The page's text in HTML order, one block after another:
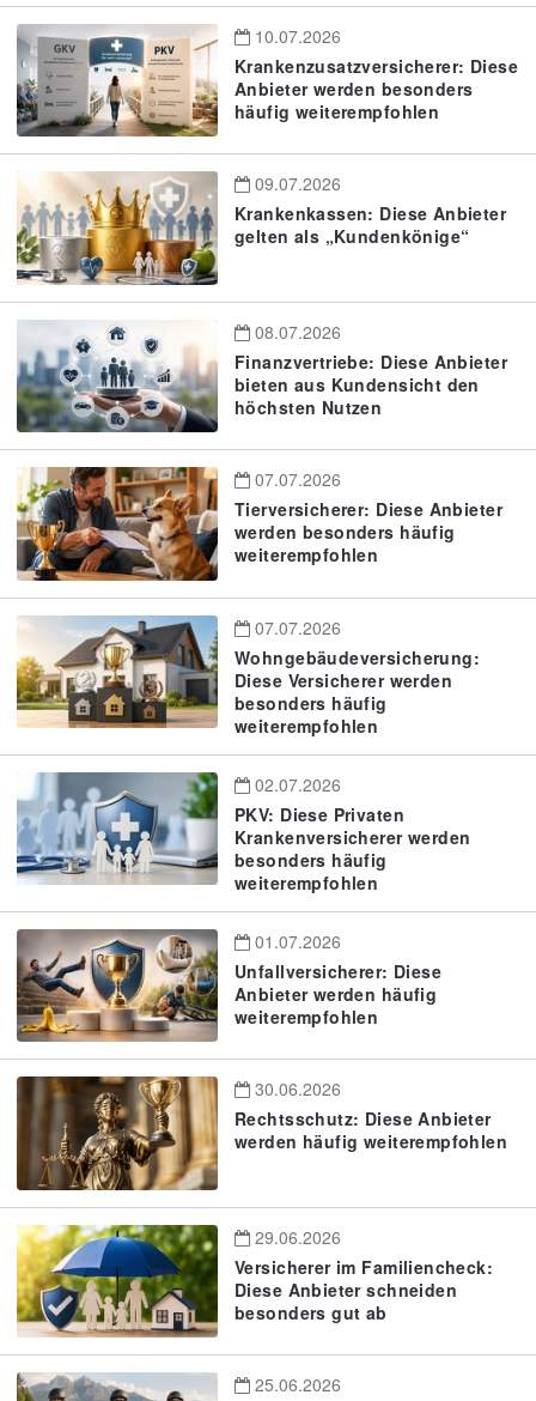
10.07.2026
Krankenzusatzversicherer: Diese
Anbieter werden besonders
häufig weiterempfohlen
09.07.2026
Krankenkassen: Diese Anbieter
gelten als „Kundenkönige“
08.07.2026
Finanzvertriebe: Diese Anbieter
bieten aus Kundensicht den
höchsten Nutzen
07.07.2026
Tierversicherer: Diese Anbieter
werden besonders häufig
weiterempfohlen
07.07.2026
Wohngebäudeversicherung:
Diese Versicherer werden
besonders häufig
weiterempfohlen
02.07.2026
PKV: Diese Privaten
Krankenversicherer werden
besonders häufig
weiterempfohlen
01.07.2026
Unfallversicherer: Diese
Anbieter werden häufig
weiterempfohlen
30.06.2026
Rechtsschutz: Diese Anbieter
werden häufig weiterempfohlen
29.06.2026
Versicherer im Familiencheck:
Diese Anbieter schneiden
besonders gut ab
25.06.2026